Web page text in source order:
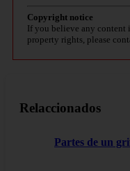
Copyright notice
If you believe any
property rights, please
Relaccionados
Partes de un